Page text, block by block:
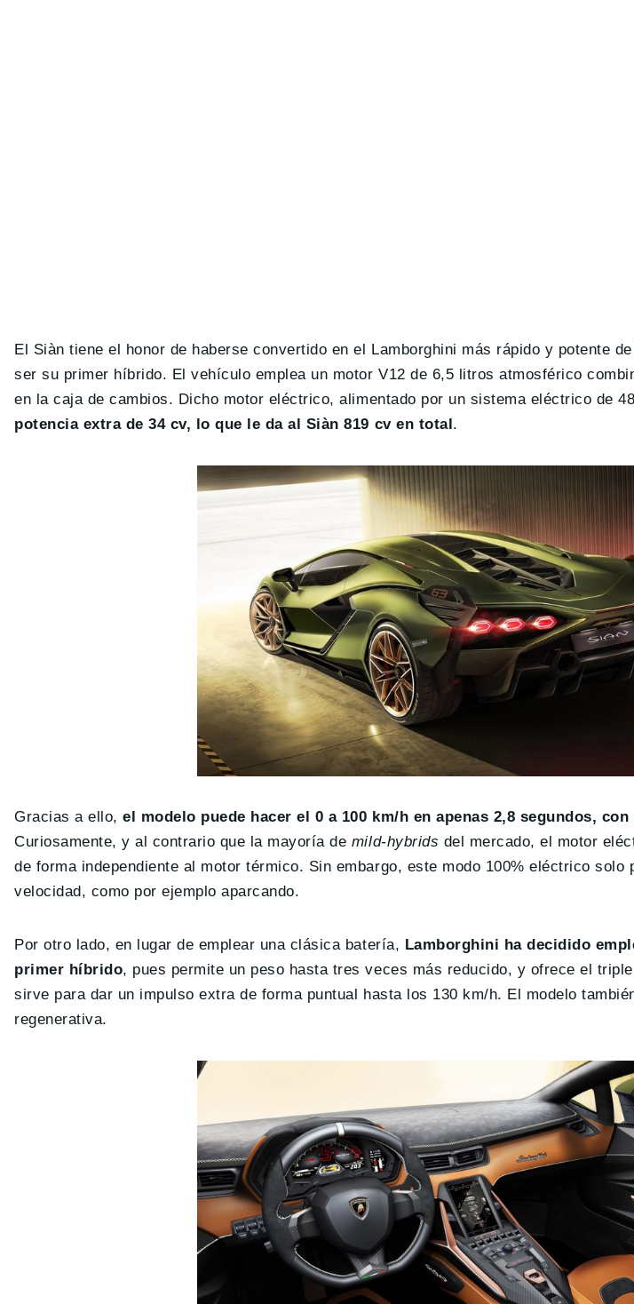
El Siàn tiene el honor de haberse convertido en el Lamborghini más rápido y potente
ser su primer híbrido. El vehículo emplea un motor V12 de 6,5 litros atmosférico
en la caja de cambios. Dicho motor eléctrico, alimentado por un sistema eléctrico de
potencia extra de 34 cv, lo que le da al Siàn 819 cv en total .
Gracias a ello,el modelo puede hacer el 0 a 100 km/h en apenas 2,8 segundos,
Curiosamente, y al contrario que la mayoría de mild-hybrids del mercado, el motor
de forma independiente al motor térmico. Sin embargo, este modo 100% eléctrico solo
velocidad, como por ejemplo aparcando.
Por otro lado, en lugar de emplear una clásica batería, Lamborghini ha decidido
primer híbrido, pues permite un peso hasta tres veces más reducido, y ofrece el
sirve para dar un impulso extra de forma puntual hasta los 130 km/h. El modelo
regenerativa.